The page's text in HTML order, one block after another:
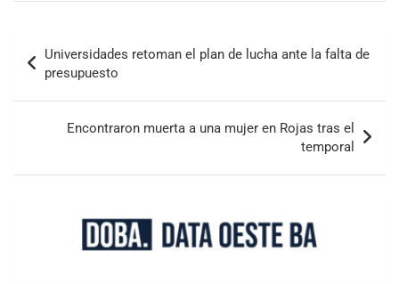
Universidades retoman el plan de lucha ante la falta de
presupuesto
Encontraron muerta a una mujer en Rojas tras el
temporal